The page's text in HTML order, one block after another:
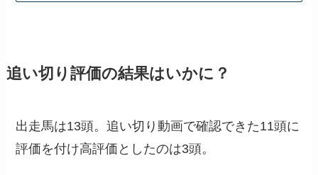
追い切り評価の結果はいかに？
出走馬は13頭。追い切り動画で確認できた11頭に
評価を付け高評価としたのは3頭。